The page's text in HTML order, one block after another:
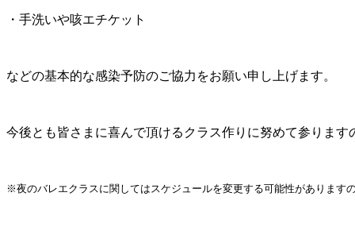
・手洗いや咳エチケット
などの基本的な感染予防のご協力をお願い申し上げます。
今後とも皆さまに喜んで頂けるクラス作りに努めて参りま
※夜のバレエクラスに関してはスケジュールを変更する可能性があります